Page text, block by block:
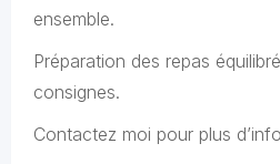
ensemble.
Préparation des repas
consignes.
Contactez moi pour plus